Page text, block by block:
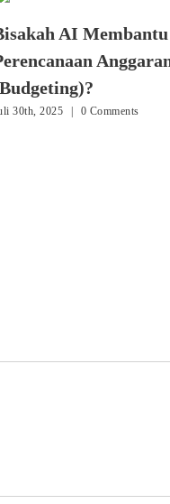
AI Membantu
30th, 2025 0 Comments